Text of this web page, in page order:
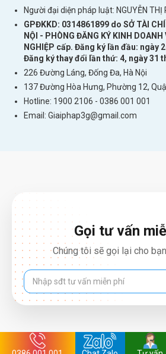
Người đại diện pháp luật: NGUYỄN THỊ
GPĐKKD: 0314861899 do SỞ TÀI
NỘI - PHÒNG ĐĂNG KÝ KINH DOANH
NGHIỆP cấp. Đăng ký lần đầu: ngày
Đăng ký thay đổi lần thứ: 4, ngày 31
226 Đường Láng, Đống Đa, Hà Nội
137 Đường Hòa Hưng, Phường 12,
Hotline: 1900 2106 - 0386 001 001
Email: Giaiphap3g@gmail.com
Gọi tư vấn
Chúng tôi sẽ gọi lại cho